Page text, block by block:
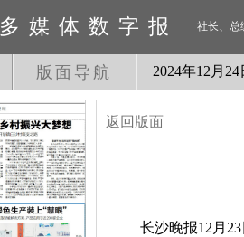
多媒体数字报 社长、总
版面导航 2024年12 月 24
返回版面
长沙晚报12月23